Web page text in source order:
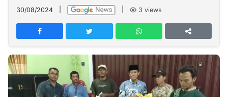
Network
PT
TREETAN
INDONESIA
Partner
30/08/2024 3 views